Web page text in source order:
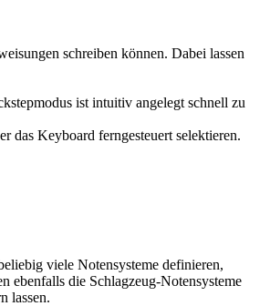
schreiben können. Dabei lassen
ist intuitiv angelegt schnell zu
das Keyboard ferngesteuert selektieren.
viele Notensysteme definieren,
ebenfalls die Schlagzeug-Notensysteme
lassen.